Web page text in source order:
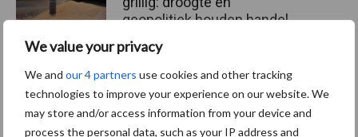
We value your privacy
We and our 4 partners use cookies and other tracking
technologies to improve your experience on our website. We
may store and/or access information from your device and
process the personal data, such as your IP address and
geopolitiek houden handel
in de greep
De speenhuid: een vaak
onderschatte risicofactor
voor mastitis